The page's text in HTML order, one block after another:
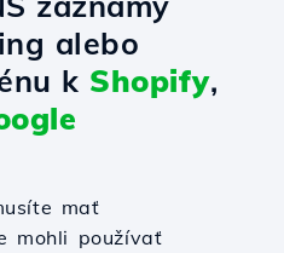
alebo
k Shopify,
mať
mohli používať